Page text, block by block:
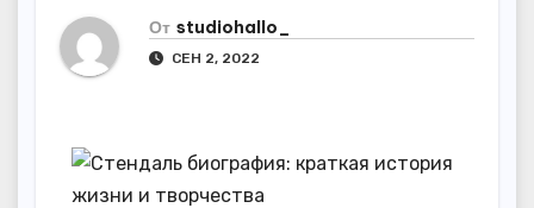
От studiohallo_
СЕН 2, 2022